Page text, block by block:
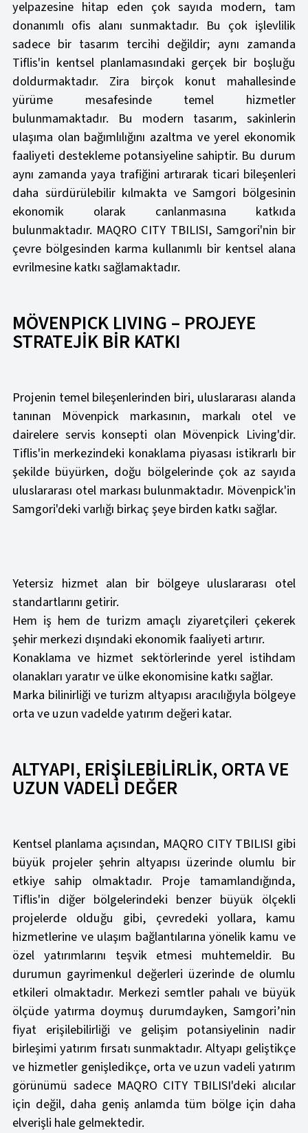
yelpazesine hitap eden çok sayıda modern, tam
donanımlı ofis alanı sunmaktadır. Bu çok işlevlilik
sadece bir tasarım tercihi değildir; aynı zamanda
Tiflis'in kentsel planlamasındaki gerçek bir boşluğu
doldurmaktadır. Zira birçok konut mahallesinde
yürüme mesafesinde temel hizmetler
bulunmamaktadır. Bu modern tasarım, sakinlerin
ulaşıma olan bağımlılığını azaltma ve yerel ekonomik
faaliyeti destekleme potansiyeline sahiptir. Bu durum
aynı zamanda yaya trafiğini artırarak ticari bileşenleri
daha sürdürülebilir kılmakta ve Samgori bölgesinin
ekonomik olarak canlanmasına katkıda
bulunmaktadır. MAQRO CITY TBILISI, Samgori'nin bir
çevre bölgesinden karma kullanımlı bir kentsel alana
evrilmesine katkı sağlamaktadır.
MÖVENPICK LIVING – PROJEYE
STRATEJİK BİR KATKI
Projenin temel bileşenlerinden biri, uluslararası alanda
tanınan Mövenpick markasının, markalı otel ve
dairelere servis konsepti olan Mövenpick Living'dir.
Tiflis'in merkezindeki konaklama piyasası istikrarlı bir
şekilde büyürken, doğu bölgelerinde çok az sayıda
uluslararası otel markası bulunmaktadır. Mövenpick'in
Samgori'deki varlığı birkaç şeye birden katkı sağlar.
Yetersiz hizmet alan bir bölgeye uluslararası otel
standartlarını getirir.
Hem iş hem de turizm amaçlı ziyaretçileri çekerek
şehir merkezi dışındaki ekonomik faaliyeti artırır.
Konaklama ve hizmet sektörlerinde yerel istihdam
olanakları yaratır ve ülke ekonomisine katkı sağlar.
Marka bilinirliği ve turizm altyapısı aracılığıyla bölgeye
orta ve uzun vadelde yatırım değeri katar.
ALTYAPI, ERİŞİLEBİLİRLİK, ORTA VE
UZUN VADELİ DEĞER
Kentsel planlama açısından, MAQRO CITY TBILISI gibi
büyük projeler şehrin altyapısı üzerinde olumlu bir
etkiye sahip olmaktadır. Proje tamamlandığında,
Tiflis'in diğer bölgelerindeki benzer büyük ölçekli
projelerde olduğu gibi, çevredeki yollara, kamu
hizmetlerine ve ulaşım bağlantılarına yönelik kamu ve
özel yatırımlarını teşvik etmesi muhtemeldir. Bu
durumun gayrimenkul değerleri üzerinde de olumlu
etkileri olmaktadır. Merkezi semtler pahalı ve büyük
ölçüde yatırma doymuş durumdayken, Samgori’nin
fiyat erişilebilirliği ve gelişim potansiyelinin nadir
birleşimi yatırım fırsatı sunmaktadır. Altyapı geliştikçe
ve hizmetler genişledikçe, orta ve uzun vadeli yatırım
görünümü sadece MAQRO CITY TBILISI'deki alıcılar
için değil, daha geniş anlamda tüm bölge için daha
elverişli hale gelmektedir.